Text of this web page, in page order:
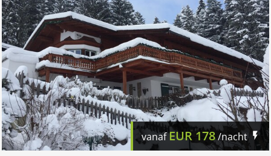
vanafEUR178/nacht